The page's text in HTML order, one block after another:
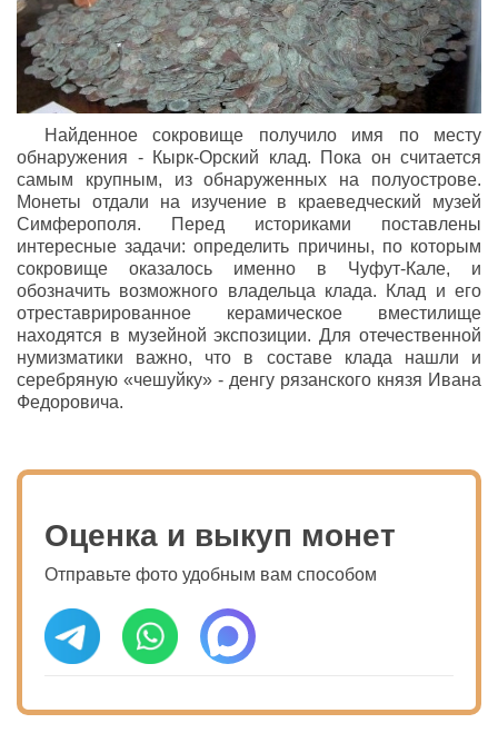
Найденное сокровище получило имя по месту
обнаружения - Кырк-Орский клад. Пока он считается
самым крупным, из обнаруженных на полуострове.
Монеты отдали на изучение в краеведческий музей
Симферополя. Перед историками поставлены
интересные задачи: определить причины, по которым
сокровище оказалось именно в Чуфут-Кале, и
обозначить возможного владельца клада. Клад и его
отреставрированное керамическое вместилище
находятся в музейной экспозиции. Для отечественной
нумизматики важно, что в составе клада нашли и
серебряную «чешуйку» - денгу рязанского князя Ивана
Федоровича.
Оценка и выкуп монет
Отправьте фото удобным вам способом